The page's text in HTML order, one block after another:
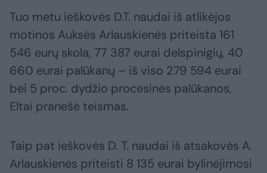
Tuo metu ieškovės D.T. naudai iš atlikėjos
motinos Auksės Arlauskienės priteista 161
546 eurų skola, 77 387 eurai delspinigių, 40
660 eurai palūkanų – iš viso 279 594 eurai
bei 5 proc. dydžio procesinės palūkanos,
Eltai pranešė teismas.
Taip pat ieškovės D. T. naudai iš atsakovės A.
Arlauskienės priteisti 8 135 eurai bylinėjimosi